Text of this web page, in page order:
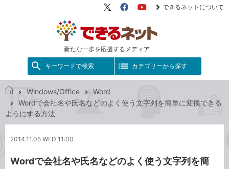
新たな一歩を応援するメディア
X（旧
FacebookYouTube
できるネットについて
キーワードで検索 カテゴリーから探す
で
き
ッ
Windows/Office
Word
Wordで会社名や氏名などのよく使う文字列を簡単に変換できる
ようにする方法
2014.11.05 WED 11:00
Wordで会社名や氏名などのよく使う文字列を簡